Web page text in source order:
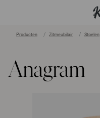
Producten Zitmeubilair Stoelen
Anagram